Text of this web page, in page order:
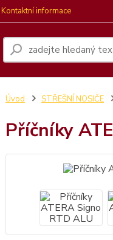
Kontaktní informace
Úvod STŘEŠNÍ NOSIČE
Příčníky